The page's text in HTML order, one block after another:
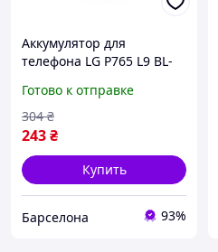
Аккумулятор для
телефона LG P765 L9 BL-
аккумуляторная батарея
Li-pol 2150 мАч AA
PREMIUM
Готово к отправке
243₴
304 ₴
Купить
Барселона 93%